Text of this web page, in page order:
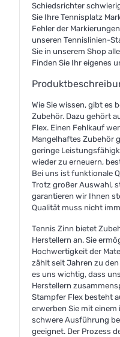
Schiedsrichter
Sie Ihre Tennisplatz
Fehler der
unseren Tennislinien-
Sie in unserem Shop
Finden Sie Ihr eigenes
Wie Sie wissen, gibt es
Zubehör. Dazu gehört
Flex. Einen Fehlkauf
Mangelhaftes Zubehör
geringe
wieder zu erneuern,
Bei uns ist funktionale
Trotz großer Auswahl,
garantieren wir Ihnen
Qualität muss nicht
Tennis Zinn bietet
Herstellern an. Sie
Hochwertigkeit der
zählt seit Jahren zu
es uns wichtig, dass
Herstellern
Stampfer Flex besteht
erwerben Sie mit
schwere Ausführung
geeignet. Der Prozess